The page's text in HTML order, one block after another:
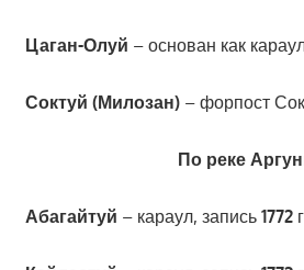
Цаган-Олуй – основан как
Соктуй (Милозан)– форпост
По реке
Абагайтуй – караул, запись 1772г.